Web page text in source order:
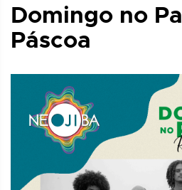
Domingo no
Páscoa